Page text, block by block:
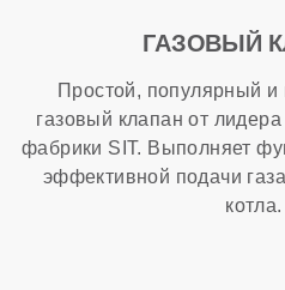
ГАЗОВЫЙ
Простой, популярный
газовый клапан от
фабрики SIT. Выполняет
эффективной подачи
котла.